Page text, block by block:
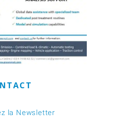
la Newsletter